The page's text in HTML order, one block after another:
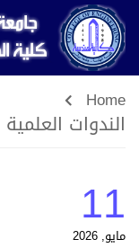
Home
الندوات
11
مايو, 2026